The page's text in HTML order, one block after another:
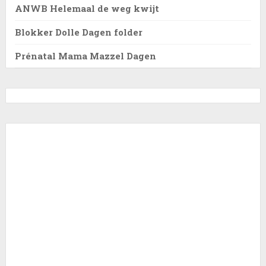
ANWB Helemaal de weg kwijt
Blokker Dolle Dagen folder
Prénatal Mama Mazzel Dagen